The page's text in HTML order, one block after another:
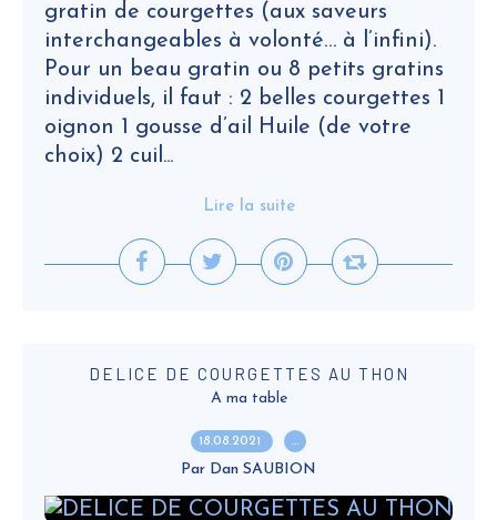
gratin de courgettes (aux saveurs
interchangeables à volonté… à l’infini).
Pour un beau gratin ou 8 petits gratins
individuels, il faut : 2 belles courgettes 1
oignon 1 gousse d’ail Huile (de votre
choix) 2 cuil...
Lire la suite
DELICE DE COURGETTES AU THON
A ma table
18.08.2021 …
Par Dan SAUBION